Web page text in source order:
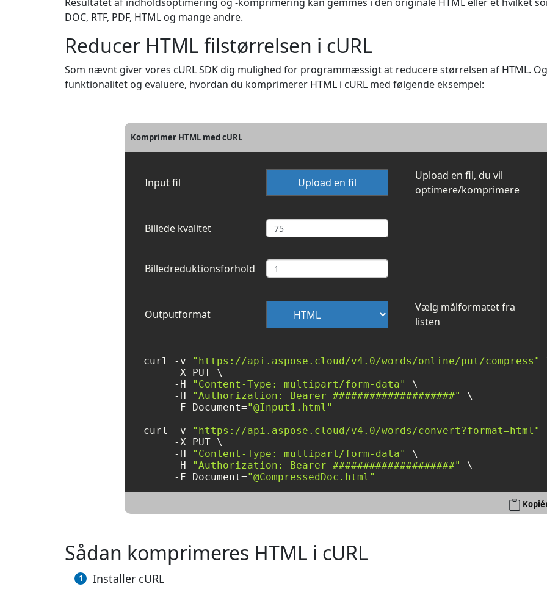
DOC, RTF, PDF, HTML og mange andre.
Reducer HTML filstørrelsen i cURL
Som nævnt giver vores cURL SDK dig mulighed for programmæssigt at reducere størrelsen af HTML.
funktionalitet og evaluere, hvordan du komprimerer HTML i cURL med følgende eksempel:
Komprimer HTML med cURL
Input fil Upload en fil
Upload en fil, du vil
optimere/komprimere
Billede kvalitet
Billedreduktionsforhold
Outputformat
Vælg målformatet fra
listen
curl -v "https://api.aspose.cloud/v4.0/words/online/put/compress"
     -X PUT \
     -H
"Content-Type: multipart/form-data"
\
     -H
"Authorization: Bearer ####################"
\
     -F Document=
"@Input1.html"
curl -v
"https://api.aspose.cloud/v4.0/words/convert?format=html"
     -X PUT \
     -H
"Content-Type: multipart/form-data"
\
     -H
"Authorization: Bearer ####################"
\
     -F Document=
"@CompressedDoc.html"
Sådan komprimeres HTML i cURL
Installer cURL